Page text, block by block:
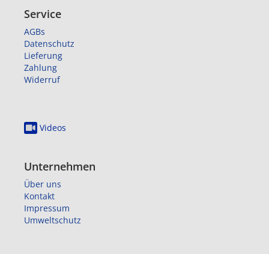
Service
AGBs
Datenschutz
Lieferung
Zahlung
Widerruf
Videos
Unternehmen
Über uns
Kontakt
Impressum
Umweltschutz